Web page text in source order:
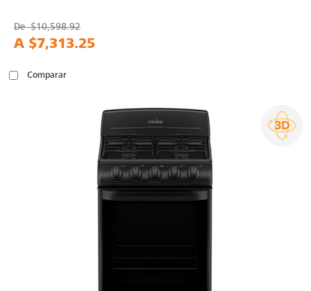
De$10,598.92
A $7,313.25
Comparar